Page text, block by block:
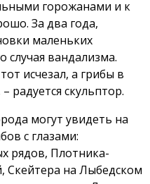
горожанами и к
За два года,
маленьких
случая вандализма.
исчезал, а грибы в
радуется скульптор.
могут увидеть на
с глазами:
рядов, Плотника-
Скейтера на Лыбедском